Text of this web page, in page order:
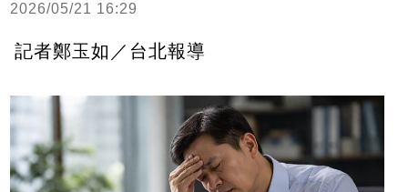
2026/05/21 16:29
記者鄭玉如／台北報導